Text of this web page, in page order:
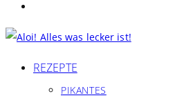
REZEPTE
PIKANTES